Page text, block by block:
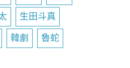
生田斗真
韓劇 魯蛇